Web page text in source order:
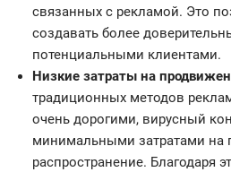
связанных с рекламой. Это
создавать более
потенциальными клиентами.
Низкие затраты на
традиционных методов
очень дорогими, вирусный
минимальными затратами на
распространение. Благодаря